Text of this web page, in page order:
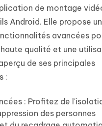
de montage
Android. Elle propose
avancées
qualité et une
de ses principales
:
: Profitez de
des personnes